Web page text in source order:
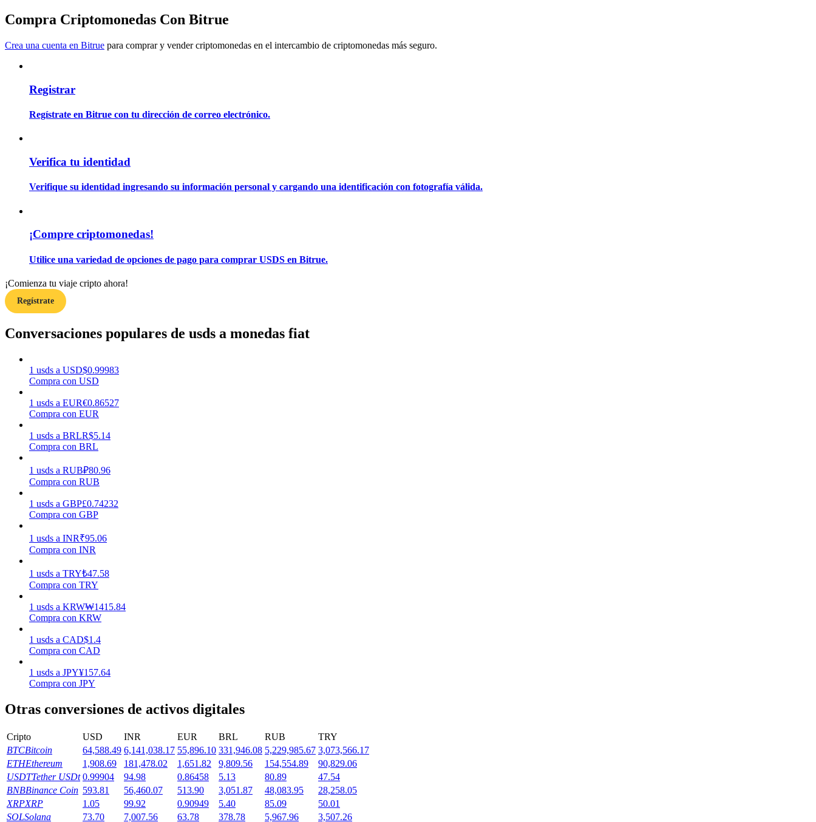
Conviértete en un Trader de Copia
Información
Análisis de big data que incluye información comercial, etc.
Guía
Estrategias comerciales
Aprenda cómo mantenerse rentable
Compra Criptomonedas Con Bitrue
Crea una cuenta en Bitrue para comprar y vender criptomonedas en el intercambio de criptomonedas más seguro.
Registrar
Regístrate en Bitrue con tu dirección de correo electrónico.
Verifica tu identidad
Verifique su identidad ingresando su información personal y cargando una identificación con fotografía válida.
¡Compre criptomonedas!
Utilice una variedad de opciones de pago para comprar USDS en Bitrue.
¡Comienza tu viaje cripto ahora!
Regístrate
Conversaciones populares de usds a monedas fiat
1 usds a USD$0.99983
Compra con USD
1 usds a EUR€0.86527
Compra con EUR
1 usds a BRLR$5.14
Compra con BRL
1 usds a RUB₽80.96
Compra con RUB
1 usds a GBP£0.74232
Compra con GBP
1 usds a INR₹95.06
Compra con INR
1 usds a TRY₺47.58
Compra con TRY
1 usds a KRW₩1415.84
Compra con KRW
1 usds a CAD$1.4
Compra con CAD
1 usds a JPY¥157.64
Compra con JPY
Otras conversiones de activos digitales
Cripto USD INR EUR BRL RUB
TRY
BTCBitcoin 64,588.49 6,141,038.17 55,896.10 331,946.08 5,229,985.67 3,073,566.17
ETHEthereum 1,908.69 181,478.02 1,651.82 9,809.56 154,554.89
90,829.06
USDTTether USDt 0.99904 94.98 0.86458 5.13 80.89
47.54
BNBBinance Coin 593.81 56,460.07 513.90 3,051.87 48,083.95
28,258.05
XRPXRP 1.05 99.92 0.90949 5.40 85.09
50.01
SOLSolana 73.70 7,007.56 63.78 378.78 5,967.96
3,507.26